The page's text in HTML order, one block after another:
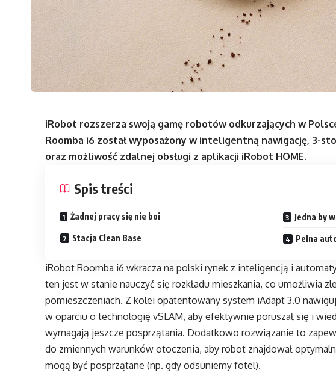
iRobot rozszerza swoją gamę robotów odkurzających w
Roomba i6 został wyposażony w inteligentną nawigację, 3-
oraz możliwość zdalnej obsługi z aplikacji iRobot HOME.
Spis treści
Żadnej pracy się nie boi
Stacja Clean Base
Jedna by
Pełna
iRobot Roomba i6 wkracza na polski rynek z inteligencją i
ten jest w stanie nauczyć się rozkładu mieszkania, co umożliwia
pomieszczeniach. Z kolei opatentowany system iAdapt 3.0
w oparciu o technologię vSLAM, aby efektywnie poruszał się i
wymagają jeszcze posprzątania. Dodatkowo rozwiązanie to
do zmiennych warunków otoczenia, aby robot znajdował
mogą być posprzątane (np. gdy odsuniemy fotel).